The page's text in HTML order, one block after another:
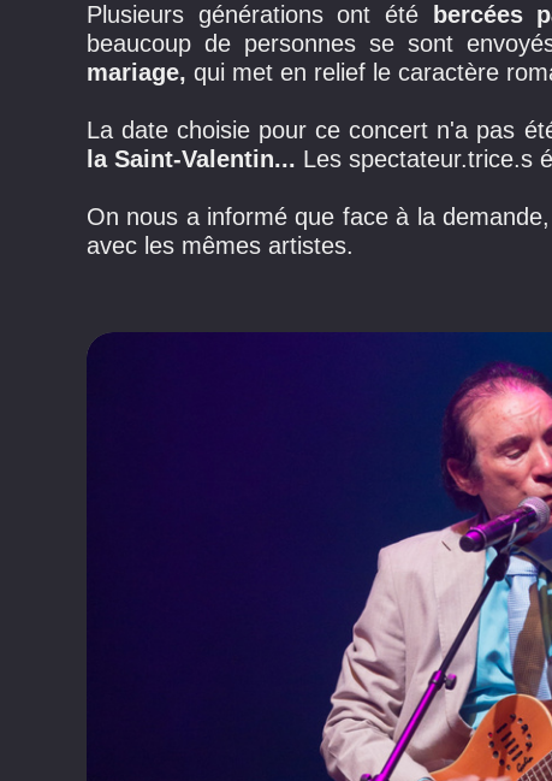
Plusieurs générations ont été bercées
beaucoup de personnes se sont
mariage, qui met en relief le caractère
La date choisie pour ce concert n'a pas
la Saint-Valentin... Les spectateur.trice.s
On nous a informé que face à la
avec les mêmes artistes.